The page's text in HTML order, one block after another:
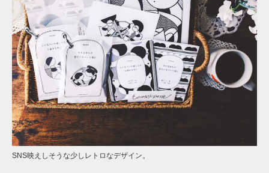
SNS映えしそうな少しレトロなデザイン。